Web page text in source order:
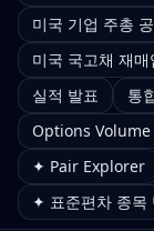
미국 기업 주총
미국 국고채 재매
실적 발표
통
Options Volume
✦ Pair Explorer
✦ 표준편차 종목